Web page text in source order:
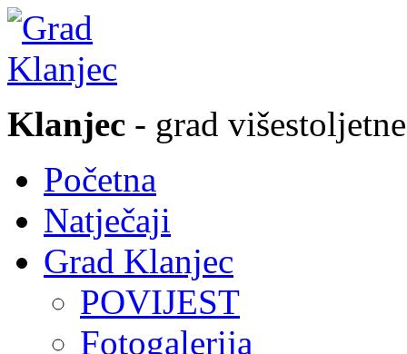
Klanjec - grad
Početna
Natječaji
Grad Klanjec
POVIJEST
Fotogalerija